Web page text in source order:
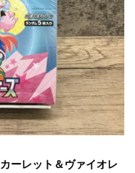
ーレット＆ヴァイオレ